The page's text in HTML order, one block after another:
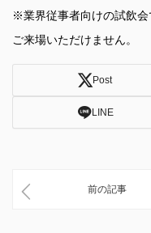
※業界従事者向けの試飲
ご来場いただけません。
Post
LINE
前の記事